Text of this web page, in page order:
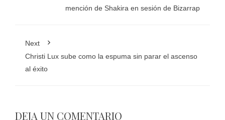
mención de Shakira en sesión de Bizarrap
Next
Christi Lux sube como la espuma sin parar el ascenso
al éxito
DEJA UN COMENTARIO